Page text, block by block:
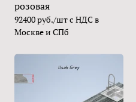
розовая
92400 руб./шт с НДС в
Москве и СПб